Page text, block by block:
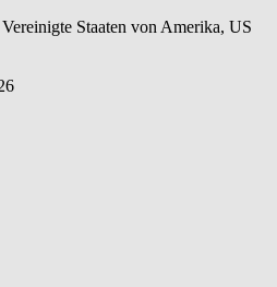
Vereinigte Staaten von Amerika, US